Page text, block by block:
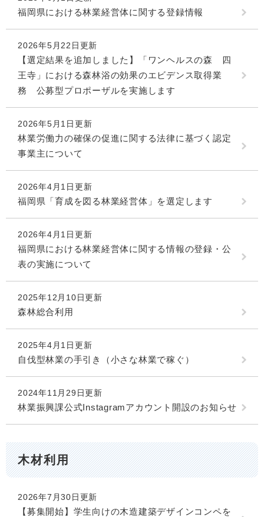
福岡県における林業経営体に関する登録情報
2026年5月22日更新
【選定結果を追加しました】「ワンヘルスの森 四
王寺」における森林浴の効果のエビデンス取得業
務 公募型プロポーザルを実施します
2026年5月1日更新
林業労働力の確保の促進に関する法律に基づく認定
事業主について
2026年4月1日更新
福岡県「育成を図る林業経営体」を選定します
2026年4月1日更新
福岡県における林業経営体に関する情報の登録・公
表の実施について
2025年12月10日更新
森林総合利用
2025年4月1日更新
自伐型林業の手引き（小さな林業で稼ぐ）
2024年11月29日更新
林業振興課公式Instagramアカウント開設のお知らせ
木材利用
2026年7月30日更新
【募集開始】学生向けの木造建築デザインコンペを